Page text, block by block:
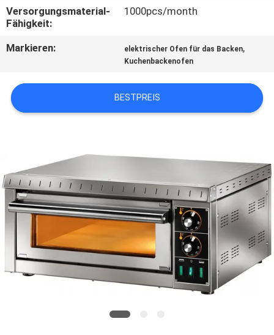
MIT
VERBINDUNG
NACHRICHTEN
VR
SITEMAP
PRIVACY
Versorgungsmaterial-
Fähigkeit:
1000pcs/month
Markieren: elektrischer Ofen für das Backen,
Kuchenbackenofen
BESTPREIS